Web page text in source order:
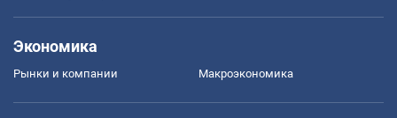
Экономика
Рынки и компании Mакроэкономика